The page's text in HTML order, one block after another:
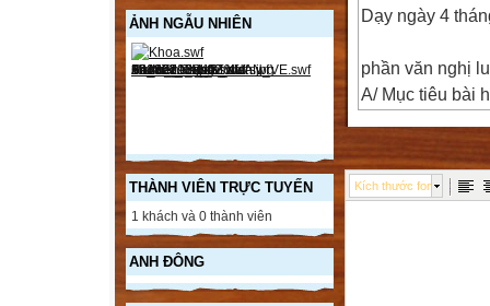
ẢNH NGẪU NHIÊN
THÀNH VIÊN TRỰC TUYẾN
1 khách và 0 thành viên
ANH ĐÔNG
Dạy ngày 4
phần văn nghị
A/ Mục tiêu bài
- Có kỹ năng
- Kiểm tra bài cũ:
- Em hãy nhắc
Kích thước font